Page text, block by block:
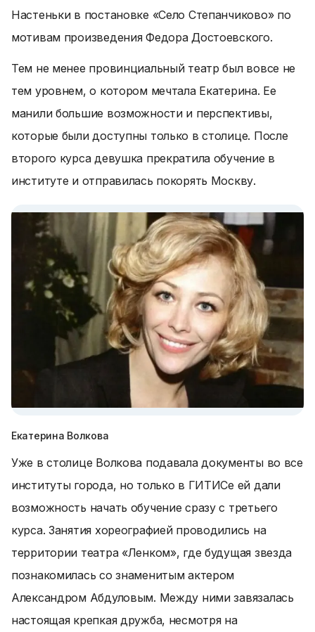
Настеньки в постановке «Село Степанчиково» по
мотивам произведения Федора Достоевского.
Тем не менее провинциальный театр был вовсе не
тем уровнем, о котором мечтала Екатерина. Ее
манили большие возможности и перспективы,
которые были доступны только в столице. После
второго курса девушка прекратила обучение в
институте и отправилась покорять Москву.
Екатерина Волкова
Уже в столице Волкова подавала документы во все
институты города, но только в ГИТИСе ей дали
возможность начать обучение сразу с третьего
курса. Занятия хореографией проводились на
территории театра «Ленком», где будущая звезда
познакомилась со знаменитым актером
Александром Абдуловым. Между ними завязалась
настоящая крепкая дружба, несмотря на